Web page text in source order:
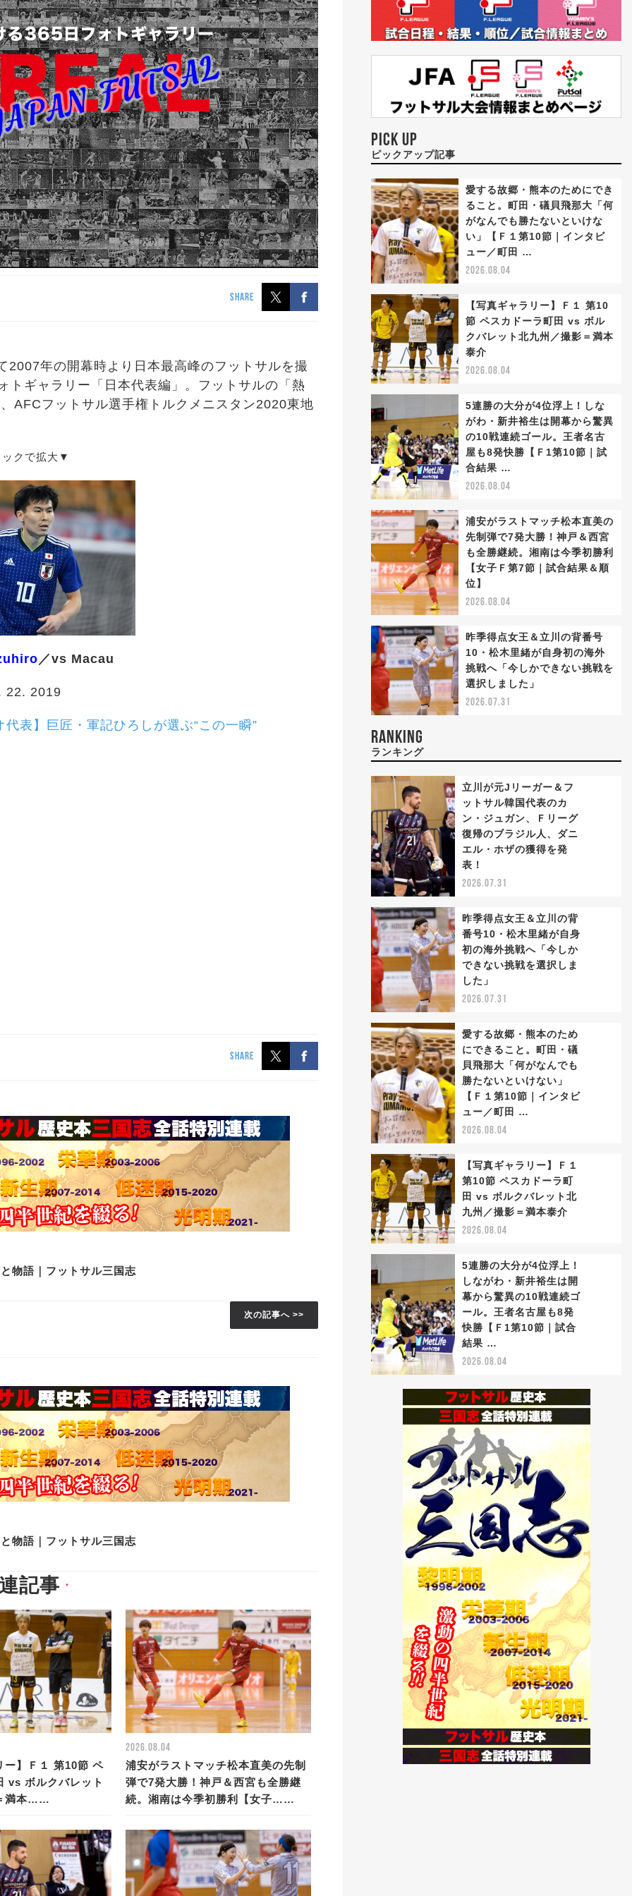
SHARE
年の開幕時より日本最高峰のフットサルを撮
トギャラリー「日本代表編」。フットサルの「熱
AFCフットサル選手権トルクメニスタン2020東地
クで拡大▼
／vs Macau
22. 2019
表】巨匠・軍記ひろしが選ぶ“この一瞬”
SHARE
物語｜フットサル三国志
次の記事へ >>
物語｜フットサル三国志
記事 ▼
ー】Ｆ１ 第10節 ペ
vs ボルクバレット
満本……
2026.08.04
浦安がラストマッチ松本直美の先制
弾で7発大勝！神戸＆西宮も全勝継
続。湘南は今季初勝利【女子……
PICK UP
ピックアップ記事
愛する故郷・熊本のためにでき
ること。町田・礒貝飛那大「何
がなんでも勝たないといけな
い」【Ｆ１第10節｜インタビ
ュー／町田 …
2026.08.04
【写真ギャラリー】Ｆ１ 第10
節 ペスカドーラ町田 vs ボル
クバレット北九州／撮影＝満本
泰介
2026.08.04
5連勝の大分が4位浮上！しな
がわ・新井裕生は開幕から驚異
の10戦連続ゴール。王者名古
屋も8発快勝【Ｆ1第10節｜試
合結果 …
2026.08.04
浦安がラストマッチ松本直美の
先制弾で7発大勝！神戸＆西宮
も全勝継続。湘南は今季初勝利
【女子Ｆ第7節｜試合結果＆順
位】
2026.08.04
昨季得点女王＆立川の背番号
10・松木里緒が自身初の海外
挑戦へ「今しかできない挑戦を
選択しました」
2026.07.31
RANKING
ランキング
立川が元Jリーガー＆フ
ットサル韓国代表のカ
ン・ジュガン、Ｆリーグ
復帰のブラジル人、ダニ
エル・ホザの獲得を発
表！
2026.07.31
昨季得点女王＆立川の背
番号10・松木里緒が自身
初の海外挑戦へ「今しか
できない挑戦を選択しま
した」
2026.07.31
愛する故郷・熊本のため
にできること。町田・礒
貝飛那大「何がなんでも
勝たないといけない」
【Ｆ１第10節｜インタビ
ュー／町田 …
2026.08.04
【写真ギャラリー】Ｆ１
第10節 ペスカドーラ町
田 vs ボルクバレット北
九州／撮影＝満本泰介
2026.08.04
5連勝の大分が4位浮上！
しながわ・新井裕生は開
幕から驚異の10戦連続ゴ
ール。王者名古屋も8発
快勝【Ｆ1第10節｜試合
結果 …
2026.08.04